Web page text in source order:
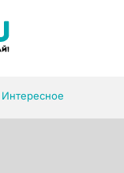
Интересное